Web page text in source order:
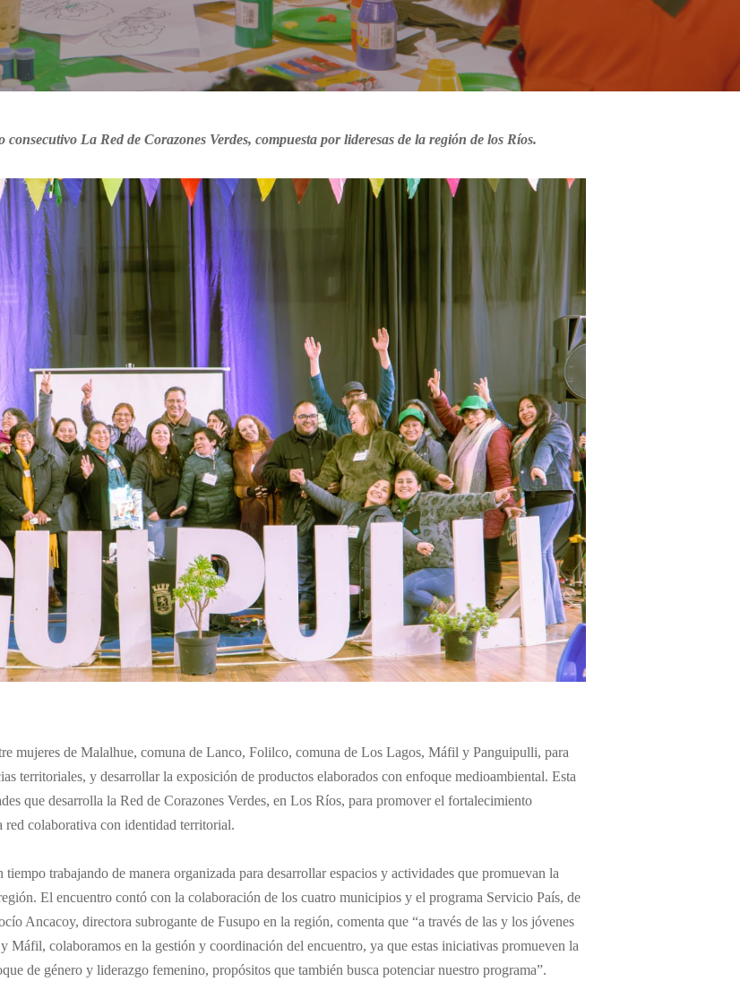
La Red de Corazones Verdes, compuesta por lideresas de la región de los Ríos.
mujeres de Malalhue, comuna de Lanco, Folilco, comuna de Los Lagos, Máfil y Panguipulli, para
territoriales, y desarrollar la exposición de productos elaborados con enfoque medioambiental. Esta
que desarrolla la Red de Corazones Verdes, en Los Ríos, para promover el fortalecimiento
colaborativa con identidad territorial.
trabajando de manera organizada para desarrollar espacios y actividades que promuevan la
El encuentro contó con la colaboración de los cuatro municipios y el programa Servicio País, de
Ancacoy, directora subrogante de Fusupo en la región, comenta que “a través de las y los jóvenes
Máfil, colaboramos en la gestión y coordinación del encuentro, ya que estas iniciativas promueven la
de género y liderazgo femenino, propósitos que también busca potenciar nuestro programa”.